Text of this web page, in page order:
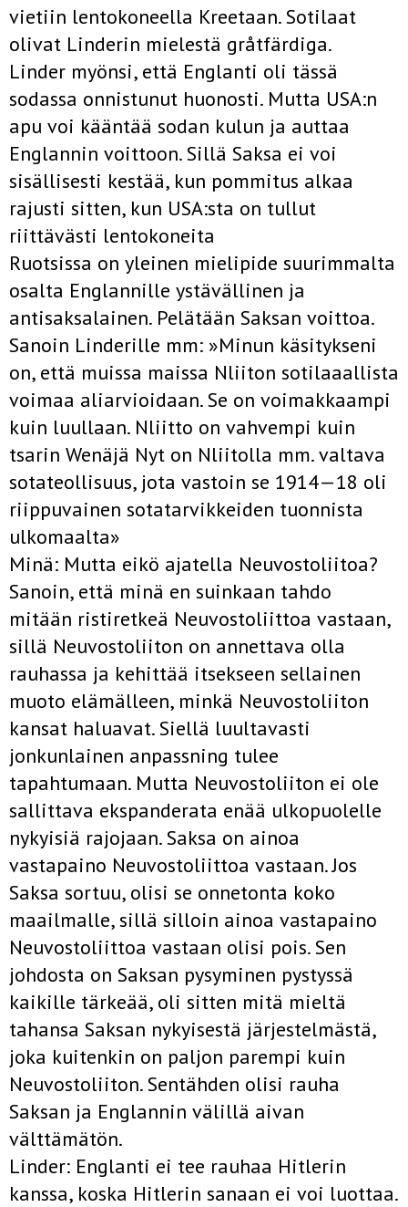
vietiin lentokoneella Kreetaan. Sotilaat
olivat Linderin mielestä gråtfärdiga.
Linder myönsi, että Englanti oli tässä
sodassa onnistunut huonosti. Mutta USA:n
apu voi kääntää sodan kulun ja auttaa
Englannin voittoon. Sillä Saksa ei voi
sisällisesti kestää, kun pommitus alkaa
rajusti sitten, kun USA:sta on tullut
riittävästi lentokoneita
Ruotsissa on yleinen mielipide suurimmalta
osalta Englannille ystävällinen ja
antisaksalainen. Pelätään Saksan voittoa.
Sanoin Linderille mm: »Minun käsitykseni
on, että muissa maissa Nliiton sotilaaallista
voimaa aliarvioidaan. Se on voimakkaampi
kuin luullaan. Nliitto on vahvempi kuin
tsarin Wenäjä Nyt on Nliitolla mm. valtava
sotateollisuus, jota vastoin se 1914—18 oli
riippuvainen sotatarvikkeiden tuonnista
ulkomaalta»
Minä: Mutta eikö ajatella Neuvostoliitoa?
Sanoin, että minä en suinkaan tahdo
mitään ristiretkeä Neuvostoliittoa vastaan,
sillä Neuvostoliiton on annettava olla
rauhassa ja kehittää itsekseen sellainen
muoto elämälleen, minkä Neuvostoliiton
kansat haluavat. Siellä luultavasti
jonkunlainen anpassning tulee
tapahtumaan. Mutta Neuvostoliiton ei ole
sallittava ekspanderata enää ulkopuolelle
nykyisiä rajojaan. Saksa on ainoa
vastapaino Neuvostoliittoa vastaan. Jos
Saksa sortuu, olisi se onnetonta koko
maailmalle, sillä silloin ainoa vastapaino
Neuvostoliittoa vastaan olisi pois. Sen
johdosta on Saksan pysyminen pystyssä
kaikille tärkeää, oli sitten mitä mieltä
tahansa Saksan nykyisestä järjestelmästä,
joka kuitenkin on paljon parempi kuin
Neuvostoliiton. Sentähden olisi rauha
Saksan ja Englannin välillä aivan
välttämätön.
Linder: Englanti ei tee rauhaa Hitlerin
kanssa, koska Hitlerin sanaan ei voi luottaa.